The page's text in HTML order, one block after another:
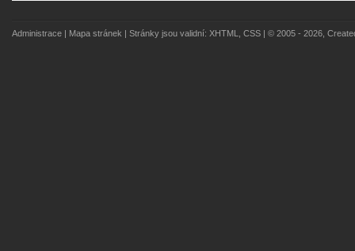
Administrace Mapa stránek | Stránky jsou validní: XHTML, CSS | © 2005 - 2026,